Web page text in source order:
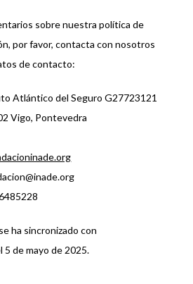
sobre nuestra política de
por favor, contacta con nosotros
de contacto:
Atlántico del Seguro G27723121
Vigo, Pontevedra
inade.org
ha sincronizado con
5 de mayo de 2025.